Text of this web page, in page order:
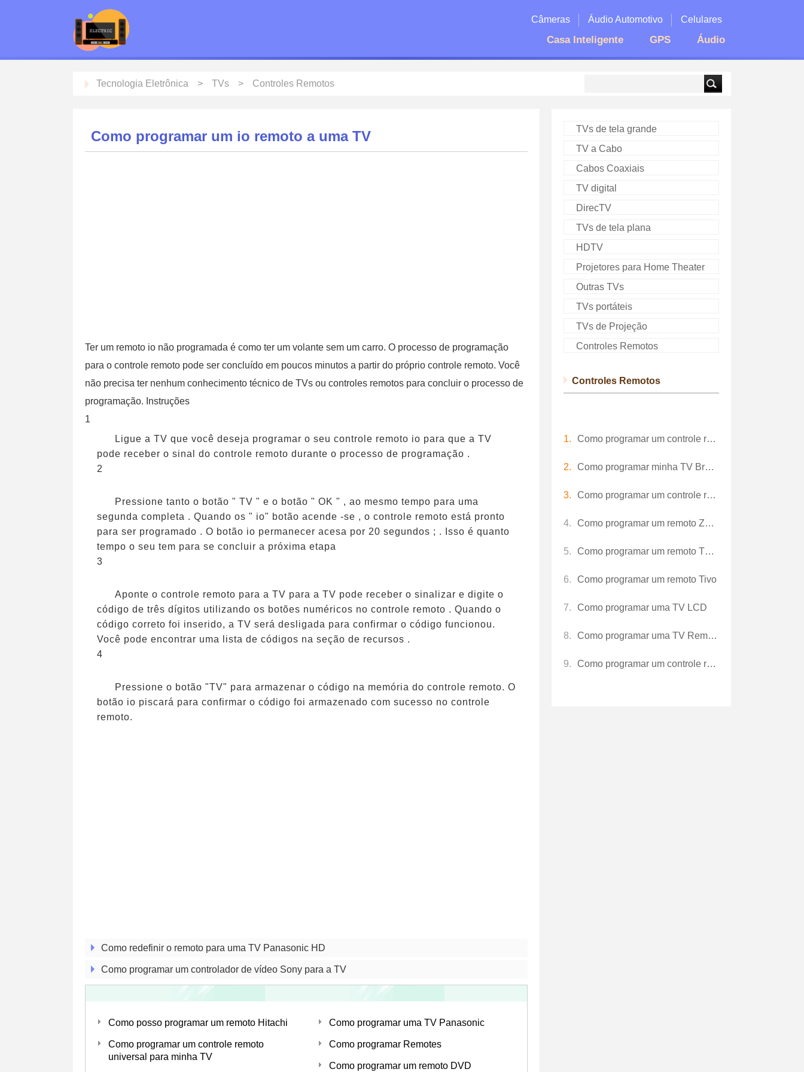
Câmeras Áudio Automotivo Celulares
Casa Inteligente GPS Áudio
Tecnologia Eletrônica TVs Controles Remotos
Como programar um io remoto a uma TV
Ter um remoto io não programada é como ter um volante sem um carro. O processo de programação
para o controle remoto pode ser concluído em poucos minutos a partir do próprio controle remoto. Você
não precisa ter nenhum conhecimento técnico de TVs ou controles remotos para concluir o processo de
programação. Instruções
1
Ligue a TV que você deseja programar o seu controle remoto io para que a TV
pode receber o sinal do controle remoto durante o processo de programação .
2
Pressione tanto o botão " TV " e o botão " OK " , ao mesmo tempo para uma
segunda completa . Quando os " io" botão acende -se , o controle remoto está pronto
para ser programado . O botão io permanecer acesa por 20 segundos ; . Isso é quanto
tempo o seu tem para se concluir a próxima etapa
3
Aponte o controle remoto para a TV para a TV pode receber o sinalizar e digite o
código de três dígitos utilizando os botões numéricos no controle remoto . Quando o
código correto foi inserido, a TV será desligada para confirmar o código funcionou.
Você pode encontrar uma lista de códigos na seção de recursos .
4
Pressione o botão "TV" para armazenar o código na memória do controle remoto. O
botão io piscará para confirmar o código foi armazenado com sucesso no controle
remoto.
Como redefinir o remoto para uma TV Panasonic HD
Como programar um controlador de vídeo Sony para a TV
Como posso programar um remoto Hitachi
Como programar um controle remoto
universal para minha TV
Como programar uma TV Panasonic
Como programar Remotes
Como programar um remoto DVD
TVs de tela grande
TV a Cabo
Cabos Coaxiais
TV digital
DirecTV
TVs de tela plana
HDTV
Projetores para Home Theater
Outras TVs
TVs portáteis
TVs de Projeção
Controles Remotos
Controles Remotos
Como programar um controle remoto para uma TV Toshiba
Como programar minha TV Broksonic Remoto
Como programar um controle remoto TV LG
Como programar um remoto Zenith
Como programar um remoto TV Hitachi
Como programar um remoto Tivo
Como programar uma TV LCD
Como programar uma TV Remoto
Como programar um controle remoto Tivo